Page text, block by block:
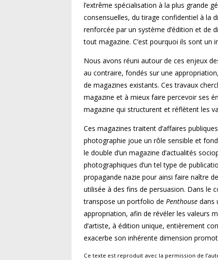
l’extrême spécialisation à la plus grande
consensuelles, du tirage confidentiel à la
renforcée par un système d’édition et de
tout magazine. C’est pourquoi ils sont un
Nous avons réuni autour de ces enjeux
au contraire, fondés sur une
de magazines existants. Ces travaux
magazine et à mieux faire percevoir ses
magazine qui structurent et réflètent les
Ces magazines traitent d’affaires
photographie joue un rôle sensible et
le double d’un magazine d’actualités
photographiques d’un tel type de
propagande nazie pour ainsi faire naître
utilisée à des fins de persuasion. Dans le
transpose un portfolio de Penthouse dans
appropriation, afin de révéler les valeurs
d’artiste, à édition unique, entièrement
exacerbe son inhérente dimension
Ce texte est reproduit avec la permission de